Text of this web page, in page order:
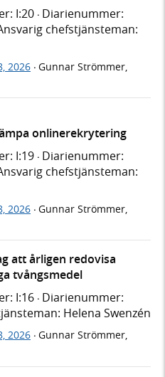
I:20 · Diarienummer:
chefstjänsteman:
2026 · Gunnar Strömmer,
onlinerekrytering
I:19 · Diarienummer:
chefstjänsteman:
2026 · Gunnar Strömmer,
att årligen redovisa
tvångsmedel
I:16 · Diarienummer:
Helena Swenzén
2026 · Gunnar Strömmer,